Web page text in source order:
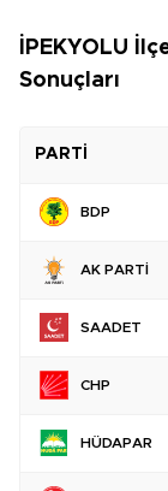
İPEKYOLU
Sonuçları
PARTİ
BDP
AK PARTİ
SAADET
CHP
HÜDAPAR